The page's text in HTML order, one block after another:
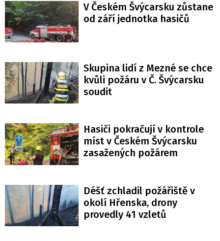
V Českém Švýcarsku zůstane
od září jednotka hasičů
Skupina lidí z Mezné se chce
kvůli požáru v Č. Švýcarsku
soudit
Hasiči pokračují v kontrole
míst v Českém Švýcarsku
zasažených požárem
Déšť zchladil požářiště v
okolí Hřenska, drony
provedly 41 vzletů